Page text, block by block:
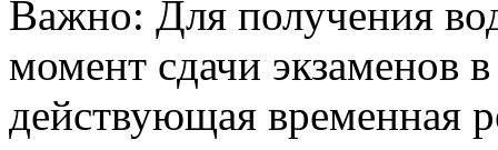
Важно: Для получения
момент сдачи
действующая временная